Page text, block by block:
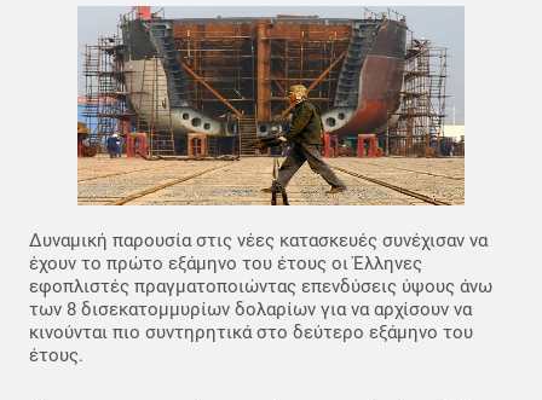
Δυναμική παρουσία στις νέες κατασκευές συνέχισαν να
έχουν το πρώτο εξάμηνο του έτους οι Έλληνες
εφοπλιστές πραγματοποιώντας επενδύσεις ύψους άνω
των 8 δισεκατομμυρίων δολαρίων για να αρχίσουν να
κινούνται πιο συντηρητικά στο δεύτερο εξάμηνο του
έτους.